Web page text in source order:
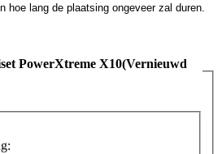
hoe lang de plaatsing ongeveer zal duren.
PowerXtreme X10(Vernieuwd